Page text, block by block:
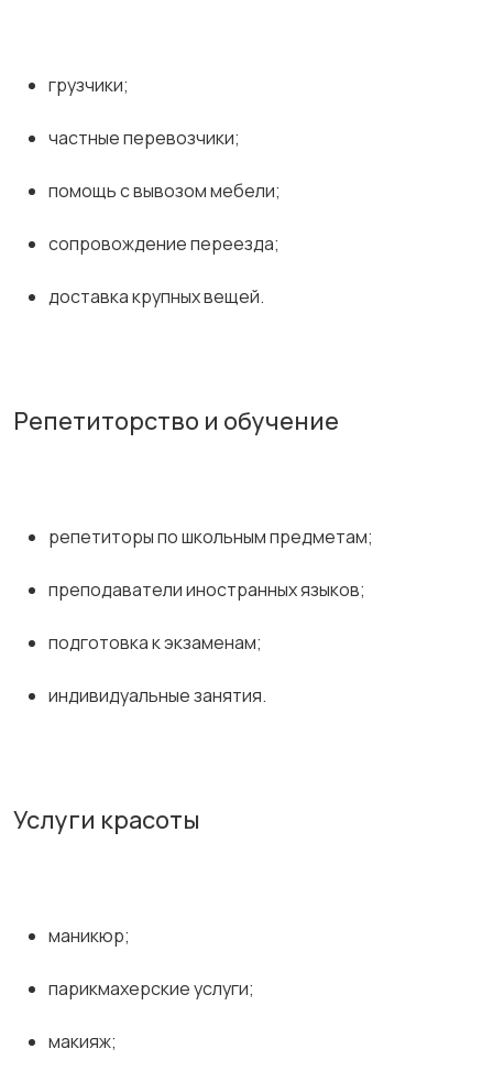
грузчики;
частные перевозчики;
помощь с вывозом мебели;
сопровождение переезда;
доставка крупных вещей.
Репетиторство и обучение
репетиторы по школьным предметам;
преподаватели иностранных языков;
подготовка к экзаменам;
индивидуальные занятия.
Услуги красоты
маникюр;
парикмахерские услуги;
макияж;